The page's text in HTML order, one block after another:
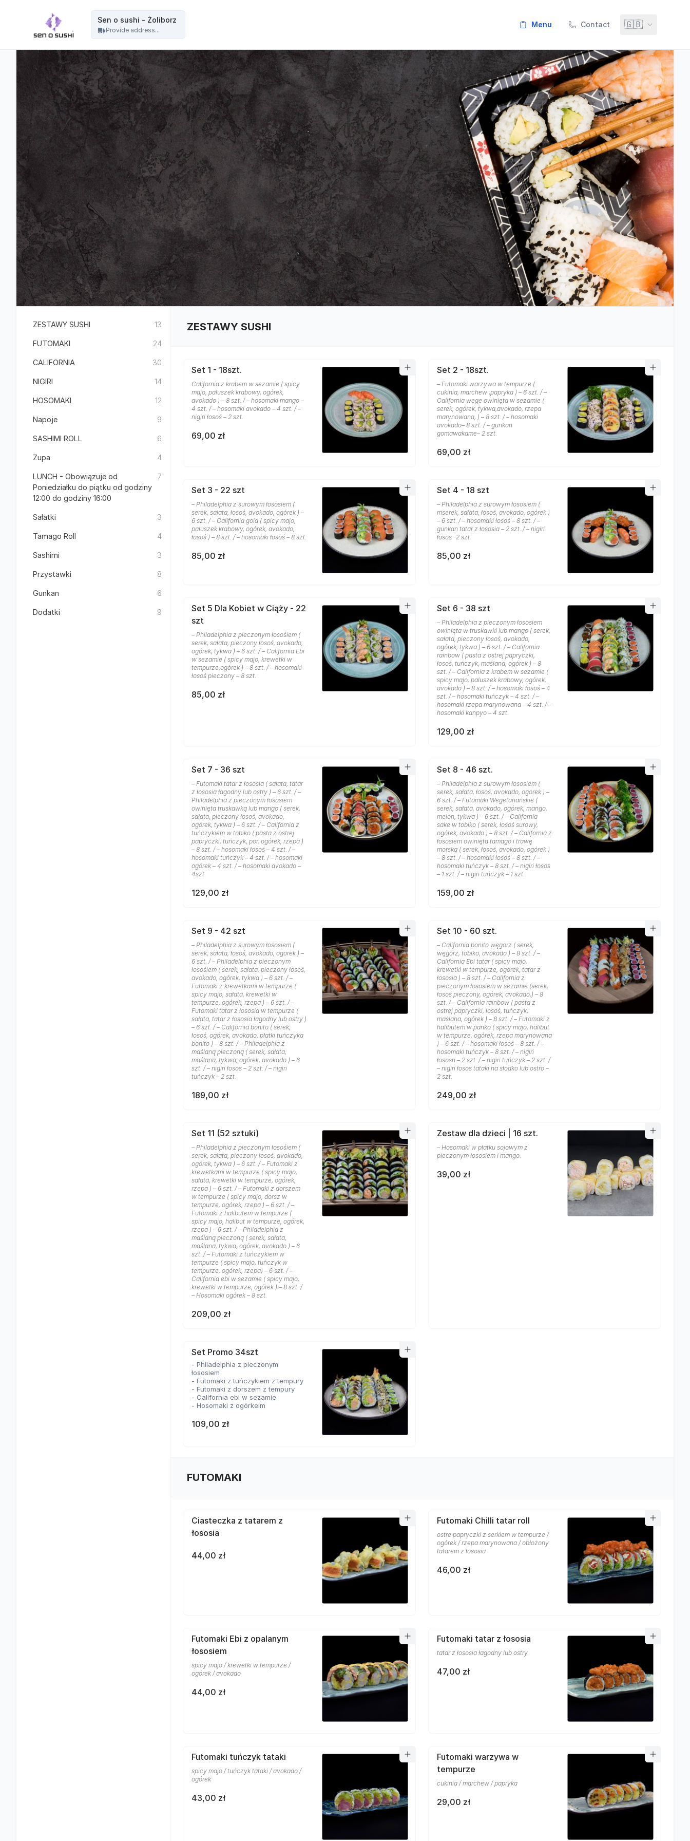
Sen o sushi - Żoliborz
Provide address...
menu Contact 🇬🇧
ZESTAWY SUSHI 13
FUTOMAKI 24
CALIFORNIA 30
NIGIRI 14
HOSOMAKI 12
Napoje 9
SASHIMI ROLL 6
Zupa 4
LUNCH - Obowiązuje od
Poniedziałku do piątku od godziny
12:00 do godziny 16:00
7
Sałatki 3
Tamago Roll 4
Sashimi 3
Przystawki 8
Gunkan 6
Dodatki 9
ZESTAWY SUSHI
Set 1 - 18szt.
California z krabem w sezamie ( spicy
majo, paluszek krabowy, ogórek,
avokado ) – 8 szt. / – hosomaki mango –
4 szt. / – hosomaki avokado – 4 szt. / –
nigiri łosoś – 2 szt.
69,00 zł
Set 2 - 18szt.
– Futomaki warzywa w tempurze (
cukinia, marchew ,papryka ) – 6 szt. / –
California wege owinięta w sezamie (
serek, ogórek, tykwa,avokado, rzepa
marynowana, ) – 8 szt. / – hosomaki
avokado– 8 szt. / – gunkan
gomawakame– 2 szt.
69,00 zł
Set 3 - 22 szt
– Philadelphia z surowym łososiem (
serek, sałata, łosoś, avokado, ogórek ) –
6 szt. / – California gold ( spicy majo,
paluszek krabowy, ogórek, avokado,
łosoś ) – 8 szt. / – hosomaki łosoś – 8 szt.
85,00 zł
Set 4 - 18 szt
– Philadelphia z surowym łososiem (
mserek, sałata, łosoś, avokado, ogórek )
– 6 szt. / – hosomaki łosoś – 8 szt. / –
gunkan tatar z łososia – 2 szt. / – nigiri
łosos -2 szt.
85,00 zł
Set 5 Dla Kobiet w Ciąży - 22
szt
– Philadelphia z pieczonym łosośiem (
serek, sałata, pieczony łosoś, avokado,
ogórek, tykwa ) – 6 szt. / – California Ebi
w sezamie ( spicy majo, krewetki w
tempurze,ogórek ) – 8 szt. / – hosomaki
łosoś pieczony – 8 szt.
85,00 zł
Set 6 - 38 szt
– Philadelphia z pieczonym łososiem
owinięta w truskawki lub mango ( serek,
sałata, pieczony łosoś, avokado,
ogórek, tykwa ) – 6 szt. / – California
rainbow ( pasta z ostrej papryczki,
łosoś, tuńczyk, maślana, ogórek ) – 8
szt. / – California z krabem w sezamie (
spicy majo, paluszek krabowy, ogórek,
avokado ) – 8 szt. / – hosomaki łosoś – 4
szt. / – hosomaki tuńczyk – 4 szt. / –
hosomaki rzepa marynowana – 4 szt. / –
hosomaki kanpyo – 4 szt.
129,00 zł
Set 7 - 36 szt
– Futomaki tatar z łososia ( sałata, tatar
z łososia łagodny lub ostry ) – 6 szt. / –
Philadelphia z pieczonym łososiem
owinięta truskawką lub mango ( serek,
sałata, pieczony łosoś, avokado,
ogórek, tykwa ) – 6 szt. / – California z
tuńczykiem w tobiko ( pasta z ostrej
papryczki, tuńczyk, por, ogórek, rzepa )
– 8 szt. / – hosomaki łosoś – 4 szt. / –
hosomaki tuńczyk – 4 szt. / – hosomaki
ogórek – 4 szt. / – hosomaki avokado –
4szt.
129,00 zł
Set 8 - 46 szt.
– Philadelphia z surowym łososiem (
serek, sałata, łosoś, avokado, ogorek ) –
6 szt. / – Futomaki Wegetariańskie (
serek, sałata, avokado, ogórek, mango,
melon, tykwa ) – 6 szt. / – California
sake w tobiko ( serek, łosoś surowy,
ogórek, avokado ) – 8 szt. / – California z
łososiem owinięta tamago i trawę
morską ( serek, łosoś, avokado, ogórek )
– 8 szt. / – hosomaki łosoś – 8 szt. / –
hosomaki tuńczyk – 8 szt. / – nigiri łosos
– 1 szt. / – nigiri tuńczyk – 1 szt .
159,00 zł
Set 9 - 42 szt
– Philadelphia z surowym łososiem (
serek, sałata, łosoś, avokado, ogorek ) –
6 szt. / – Philadelphia z pieczonym
łosośiem ( serek, sałata, pieczony łosoś,
avokado, ogórek, tykwa ) – 6 szt. / –
Futomaki z krewetkami w tempurze (
spicy majo, sałata, krewetki w
tempurze, ogórek, rzepa ) – 6 szt. / –
Futomaki tatar z łososia w tempurze (
sałata, tatar z łososia łagodny lub ostry )
– 6 szt. / – California bonito ( serek,
łosoś, ogórek, avokado, płatki tuńczyka
bonito ) – 8 szt. / – Philadelphia z
maślaną pieczoną ( serek, sałata,
maślana, tykwa, ogórek, avokado ) – 6
szt. / – nigiri łosos – 2 szt. / – nigiri
tuńczyk – 2 szt.
189,00 zł
Set 10 - 60 szt.
– California bonito węgorz ( serek,
węgorz, tobiko, avokado ) – 8 szt. / –
California Ebi tatar ( spicy majo,
krewetki w tempurze, ogórek, tatar z
łososia ) – 8 szt. / – California z
pieczonym łososiem w sezamie (serek,
łosoś pieczony, ogórek, avokado,) – 8
szt. / – California rainbow ( pasta z
ostrej papryczki, łosoś, tuńczyk,
maślana, ogórek ) – 8 szt. / – Futomaki z
halibutem w panko ( spicy majo, halibut
w tempurze, ogórek, rzepa marynowana
) – 6 szt. / – hosomaki łosoś – 8 szt. / –
hosomaki tuńczyk – 8 szt. / – nigiri
łososn – 2 szt. / – nigiri tuńczyk – 2 szt. /
– nigiri łosos tataki na słodko lub ostro –
2 szt.
249,00 zł
Set 11 (52 sztuki)
– Philadelphia z pieczonym łosośiem (
serek, sałata, pieczony łosoś, avokado,
ogórek, tykwa ) – 6 szt. / – Futomaki z
krewetkami w tempurze ( spicy majo,
sałata, krewetki w tempurze, ogórek,
rzepa ) – 6 szt. / – Futomaki z dorszem
w tempurze ( spicy majo, dorsz w
tempurze, ogórek, rzepa ) – 6 szt. / –
Futomaki z halibutem w tempurze (
spicy majo, halibut w tempurze, ogórek,
rzepa ) – 6 szt. / – Philadelphia z
maślaną pieczoną ( serek, sałata,
maślana, tykwa, ogórek, avokado ) – 6
szt. / – Futomaki z tuńczykiem w
tempurze ( spicy majo, tuńczyk w
tempurze, ogórek, rzepa) – 6 szt. / –
California ebi w sezamie ( spicy majo,
krewetki w tempurze, ogórek ) – 8 szt. /
– Hosomaki ogórek – 8 szt.
209,00 zł
Zestaw dla dzieci | 16 szt.
– Hosomaki w płatku sojowym z
pieczonym łososiem i mango.
39,00 zł
Set Promo 34szt
- Philadelphia z pieczonym
łososiem
- Futomaki z tuńczykiem z tempury
- Futomaki z dorszem z tempury
- California ebi w sezamie
- Hosomaki z ogórkeim
109,00 zł
FUTOMAKI
Ciasteczka z tatarem z
łososia
44,00 zł
Futomaki Chilli tatar roll
ostre papryczki z serkiem w tempurze /
ogórek / rzepa marynowana / obłożony
tatarem z łososia
46,00 zł
Futomaki Ebi z opalanym
łososiem
spicy majo / krewetki w tempurze /
ogórek / avokado
44,00 zł
Futomaki tatar z łososia
tatar z łososia łagodny lub ostry
47,00 zł
Futomaki tuńczyk tataki
spicy majo / tuńczyk tataki / avokado /
ogórek
43,00 zł
Futomaki warzywa w
tempurze
cukinia / marchew / papryka
29,00 zł